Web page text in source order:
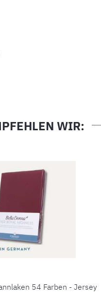
WIR:
54 Farben - Jersey